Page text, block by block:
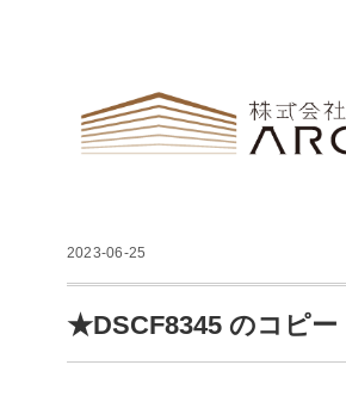
2023-06-25
★DSCF8345 のコピー